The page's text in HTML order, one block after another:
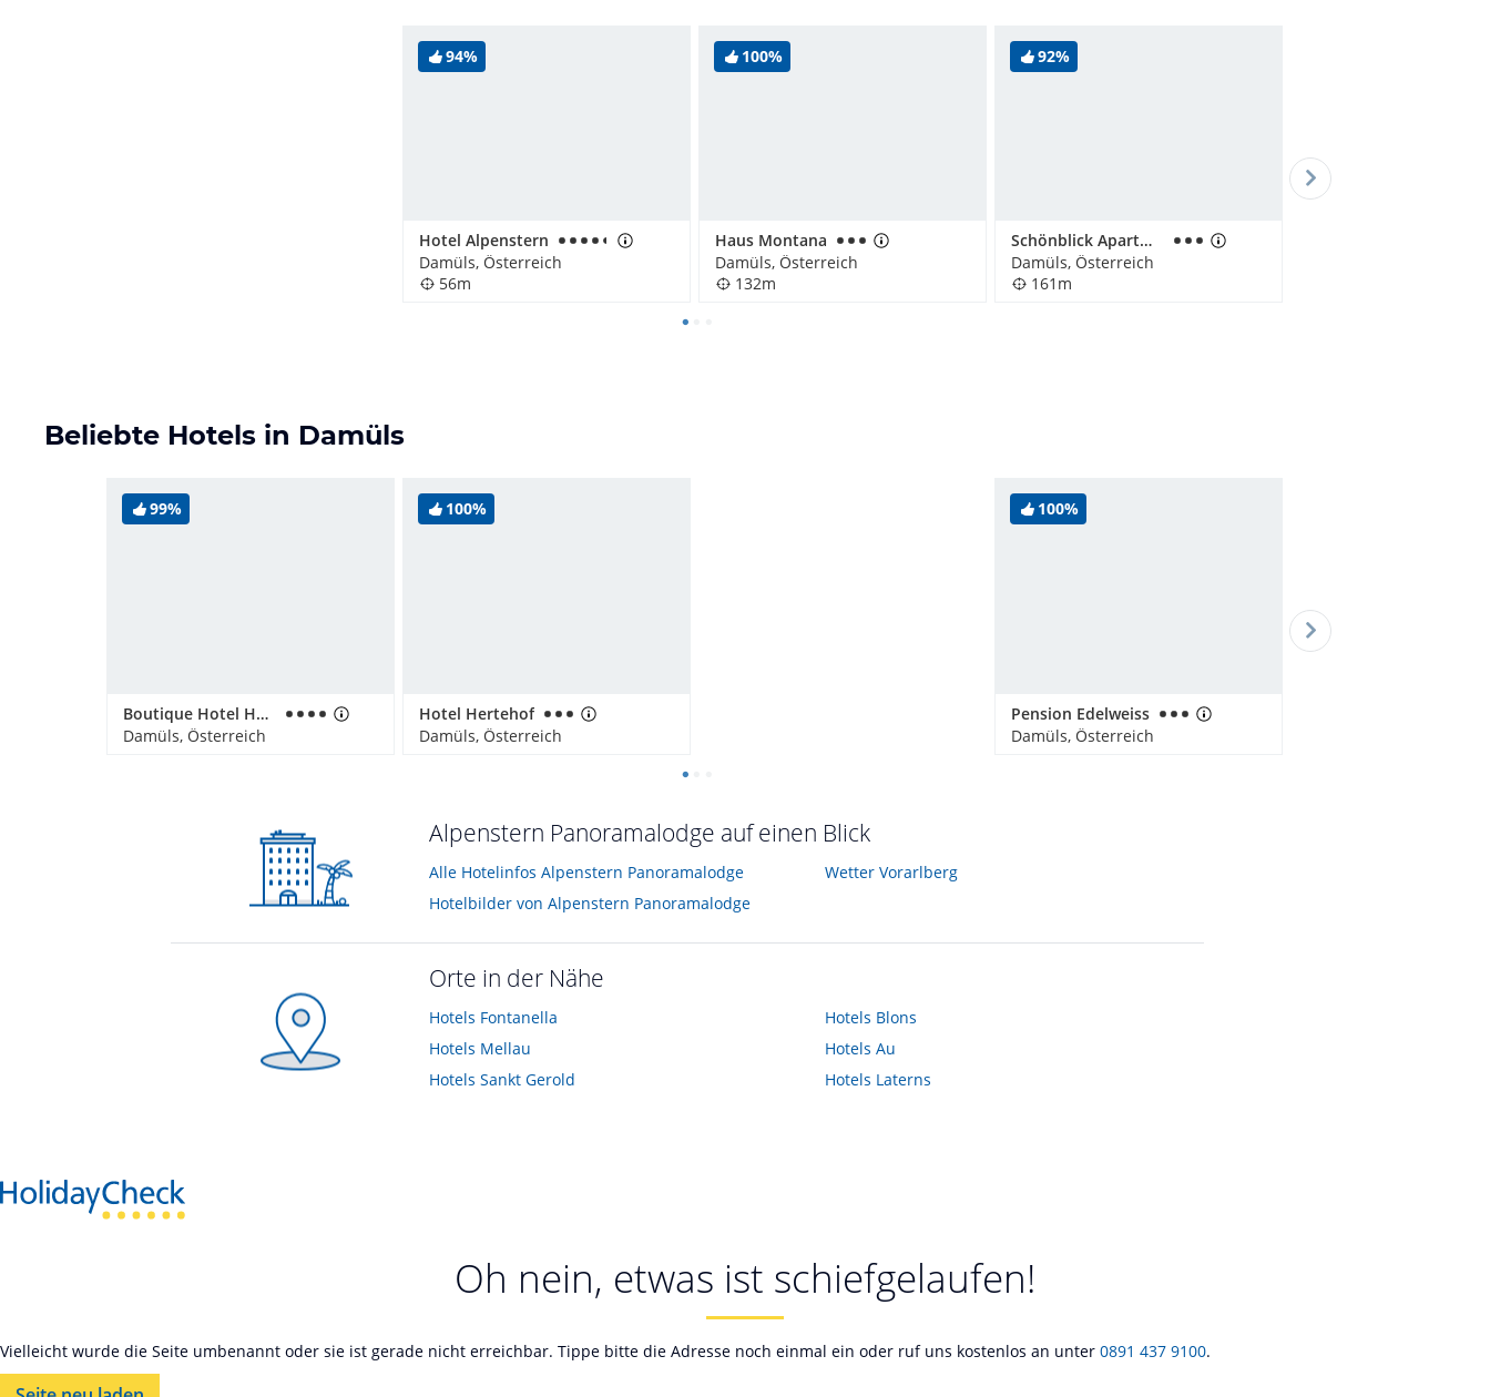
94%
Hotel Alpenstern
Damüls, Österreich
56m
100%
Haus Montana
Damüls, Österreich
132m
92%
Schönblick Apartments
Damüls, Österreich
161m
Beliebte Hotels in Damüls
99%
Boutique Hotel Hohes Licht
Damüls, Österreich
100%
Hotel Hertehof
Damüls, Österreich
100%
Pension Edelweiss
Damüls, Österreich
Alpenstern Panoramalodge auf einen Blick
Alle Hotelinfos Alpenstern Panoramalodge
Hotelbilder von Alpenstern Panoramalodge
Wetter Vorarlberg
Orte in der Nähe
Hotels Fontanella
Hotels Mellau
Hotels Sankt Gerold
Hotels Blons
Hotels Au
Hotels Laterns
Oh nein, etwas ist schiefgelaufen!
Vielleicht wurde die Seite umbenannt oder sie ist gerade nicht erreichbar. Tippe bitte die Adresse noch einmal ein oder ruf uns kostenlos an unter 0891 437 9100.